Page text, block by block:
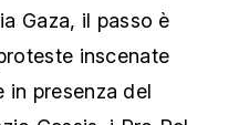
Gaza, il passo è
inscenate
in presenza del